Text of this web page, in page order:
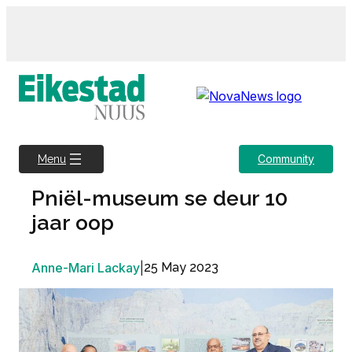
Menu Community
Pniël-museum se deur 10
jaar oop
Anne-Mari Lackay 25 May 2023